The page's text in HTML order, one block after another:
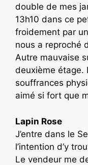
double de mes
13h10 dans ce
froidement par
nous a reproché
Autre mauvaise
deuxième étage.
souffrances
aimé si fort que
Lapin Rose
J’entre dans le
l’intention d’y
Le vendeur me